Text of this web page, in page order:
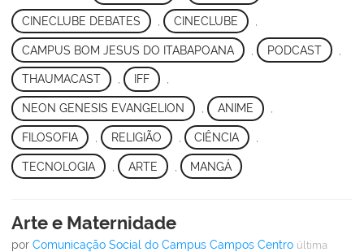
CINECLUBE DEBATES CINECLUBE
CAMPUS BOM JESUS DO ITABAPOANA PODCAST
THAUMACAST , IFF ,
NEON GENESIS EVANGELION ANIME
FILOSOFIA RELIGIÃO CIÊNCIA
TECNOLOGIA ARTE MANGÁ
Arte e Maternidade
por Comunicação Social do Campus Campos Centro última